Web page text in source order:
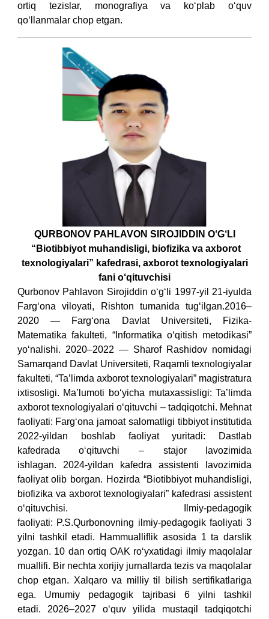
ortiq tezislar, monografiya va ko‘plab o‘quv
qo‘llanmalar chop etgan.
QURBONOV PAHLAVON SIROJIDDIN O‘G‘LI
“Biotibbiyot muhandisligi, biofizika va axborot
texnologiyalari” kafedrasi, axborot texnologiyalari
fani o‘qituvchisi
Qurbonov Pahlavon Sirojiddin o‘g‘li 1997-yil 21-iyulda
Farg‘ona viloyati, Rishton tumanida tug‘ilgan.2016–
2020 — Farg‘ona Davlat Universiteti, Fizika-
Matematika fakulteti, “Informatika o‘qitish metodikasi”
yo‘nalishi. 2020–2022 — Sharof Rashidov nomidagi
Samarqand Davlat Universiteti, Raqamli texnologiyalar
fakulteti, “Ta’limda axborot texnologiyalari” magistratura
ixtisosligi. Maʼlumoti bo‘yicha mutaxassisligi: Ta’limda
axborot texnologiyalari o‘qituvchi – tadqiqotchi. Mehnat
faoliyati: Farg‘ona jamoat salomatligi tibbiyot institutida
2022-yildan boshlab faoliyat yuritadi:
Dastlab
kafedrada o‘qituvchi – stajor lavozimida
ishlagan. 2024-yildan kafedra assistenti lavozimida
faoliyat olib borgan. Hozirda “Biotibbiyot muhandisligi,
biofizika va axborot texnologiyalari” kafedrasi assistent
o‘qituvchisi.
Ilmiy-pedagogik
faoliyati: P.S.Qurbonovning ilmiy-pedagogik faoliyati 3
yilni tashkil etadi.
Hammualliflik asosida 1 ta darslik
yozgan. 10 dan ortiq OAK ro‘yxatidagi ilmiy maqolalar
muallifi. Bir nechta xorijiy jurnallarda tezis va maqolalar
chop etgan. Xalqaro va milliy til bilish sertifikatlariga
ega. Umumiy pedagogik tajribasi 6 yilni tashkil
etadi. 2026–2027 o‘quv yilida mustaqil tadqiqotchi